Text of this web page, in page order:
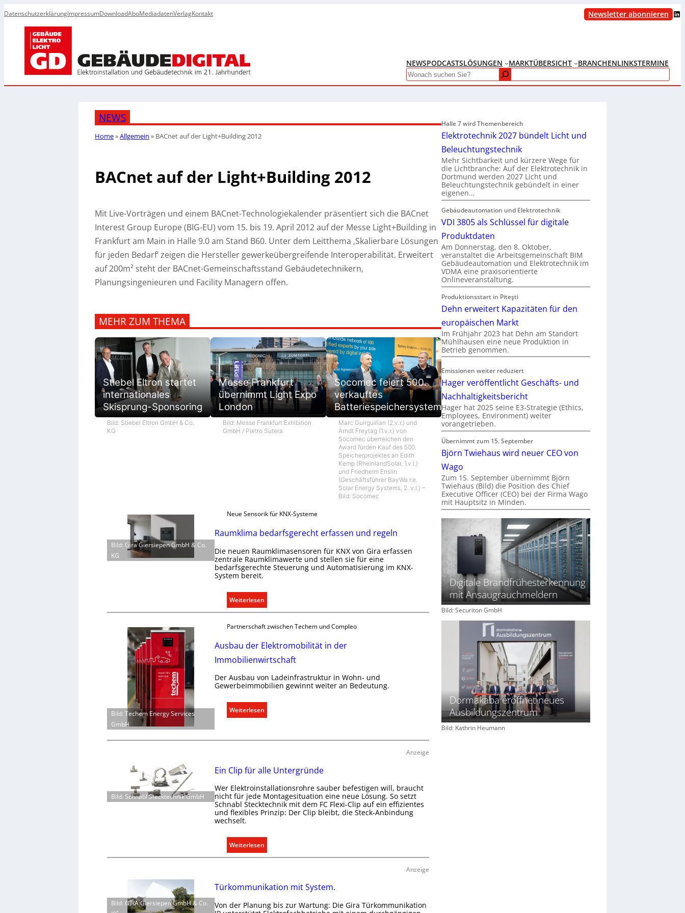
DatenschutzerklärungImpressumDownloadAboMediadatenVerlagKontakt Newsletter abonnieren LinkedIn
NEWSPODCASTSLÖSUNGEN MARKTÜBERSICHT BRANCHENLINKSTERMINE
Search
NEWS
Home»Allgemein » BACnet auf der Light+Building 2012
BACnet auf der Light+Building 2012
Mit Live-Vorträgen und einem BACnet-Technologiekalender präsentiert sich die BACnet
Interest Group Europe (BIG-EU) vom 15. bis 19. April 2012 auf der Messe Light+Building in
Frankfurt am Main in Halle 9.0 am Stand B60. Unter dem Leitthema ‚Skalierbare Lösungen
für jeden Bedarf‘ zeigen die Hersteller gewerkeübergreifende Interoperabilität. Erweitert
auf 200m² steht der BACnet-Gemeinschaftsstand Gebäudetechnikern,
Planungsingenieuren und Facility Managern offen.
MEHR ZUM THEMA
Stiebel Eltron startet
internationales
Skisprung-Sponsoring
Bild: Stiebel Eltron GmbH & Co.
KG
Messe Frankfurt
übernimmt Light Expo
London
Bild: Messe Frankfurt Exhibition
GmbH / Pietro Sutera
Socomec feiert 500.
verkauftes
Batteriespeichersystem
Marc Guirguirian (2.v.r.) und
Arndt Freytag (1.v.r.) von
Socomec überreichen den
Award fürden Kauf des 500.
Speicherprojektes an Edith
Kemp (RheinlandSolar, 1.v.l.)
und Friedhelm Enslin
(Geschäftsführer BayWa r.e.
Solar Energy Systems, 2. v.l.) –
Bild: Socomec
Bild: Gira Giersiepen GmbH & Co.
KG
Neue Sensorik für KNX-Systeme
Raumklima bedarfsgerecht erfassen und regeln
Die neuen Raumklimasensoren für KNX von Gira erfassen
zentrale Raumklimawerte und stellen sie für eine
bedarfsgerechte Steuerung und Automatisierung im KNX-
System bereit.
Weiterlesen:
R
u
m
l
i
m
e
a
e
r
e
t
e
a
s
Bild: Techem Energy Services
GmbH
Partnerschaft zwischen Techem und Compleo
Ausbau der Elektromobilität in der
Immobilienwirtschaft
Der Ausbau von Ladeinfrastruktur in Wohn- und
Gewerbeimmobilien gewinnt weiter an Bedeutung.
Weiterlesen:
A
s
u
d
e
r
E
e
k
t
m
o
Anzeige
Bild: Schnabl Stecktechnik GmbH
Ein Clip für alle Untergründe
Wer Elektroinstallationsrohre sauber befestigen will, braucht
nicht für jede Montagesituation eine neue Lösung. So setzt
Schnabl Stecktechnik mit dem FC Flexi-Clip auf ein effizientes
und flexibles Prinzip: Der Clip bleibt, die Steck-Anbindung
wechselt.
Weiterlesen:
E
C
i
Anzeige
Bild: GIRA Giersiepen GmbH & Co.
Türkommunikation mit System.
Von der Planung bis zur Wartung: Die Gira Türkommunikation
Halle 7 wird Themenbereich
Elektrotechnik 2027 bündelt Licht und
Beleuchtungstechnik
Mehr Sichtbarkeit und kürzere Wege für
die Lichtbranche: Auf der Elektrotechnik in
Dortmund werden 2027 Licht und
Beleuchtungstechnik gebündelt in einer
eigenen…
Gebäudeautomation und Elektrotechnik
VDI 3805 als Schlüssel für digitale
Produktdaten
Am Donnerstag, den 8. Oktober,
veranstaltet die Arbeitsgemeinschaft BIM
Gebäudeautomation und Elektrotechnik im
VDMA eine praxisorientierte
Onlineveranstaltung.
Produktionsstart in Piteşti
Dehn erweitert Kapazitäten für den
europäischen Markt
Im Frühjahr 2023 hat Dehn am Standort
Mühlhausen eine neue Produktion in
Betrieb genommen.
Emissionen weiter reduziert
Hager veröffentlicht Geschäfts- und
Nachhaltigkeitsbericht
Hager hat 2025 seine E3-Strategie (Ethics,
Employees, Environment) weiter
vorangetrieben.
Übernimmt zum 15. September
Björn Twiehaus wird neuer CEO von
Wago
Zum 15. September übernimmt Björn
Twiehaus (Bild) die Position des Chief
Executive Officer (CEO) bei der Firma Wago
mit Hauptsitz in Minden.
Digitale Brandfrühesterkennung
mit Ansaugrauchmeldern
Bild: Securiton GmbH
Dormakaba eröffnet neues
Ausbildungszentrum
Bild: Kathrin Heumann